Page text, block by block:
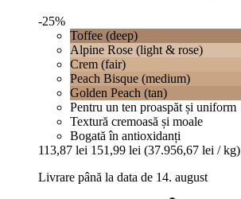
-25%
Toffee (deep)
Alpine Rose (light & rose)
Crem (fair)
Peach Bisque (medium)
Golden Peach (tan)
Pentru un ten proaspăt și uniform
Textură cremoasă și moale
Bogată în antioxidanți
113,87 lei 151,99 lei (37.956,67 lei / kg)
Livrare până la data de 14. august